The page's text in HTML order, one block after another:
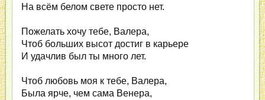
На всём белом свете просто нет.
Пожелать хочу тебе, Валера,
Чтоб больших высот достиг в карьере
И удачлив был ты много лет.
Чтоб любовь моя к тебе, Валера,
Была ярче, чем сама Венера,